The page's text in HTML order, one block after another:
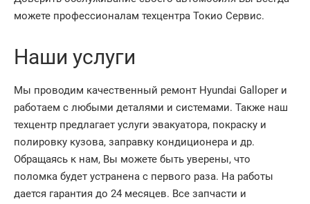
можете профессионалам техцентра Токио Сервис.
Наши услуги
Мы проводим качественный ремонт Hyundai Galloper и
работаем с любыми деталями и системами. Также наш
техцентр предлагает услуги эвакуатора, покраску и
полировку кузова, заправку кондиционера и др.
Обращаясь к нам, Вы можете быть уверены, что
поломка будет устранена с первого раза. На работы
дается гарантия до 24 месяцев. Все запчасти и